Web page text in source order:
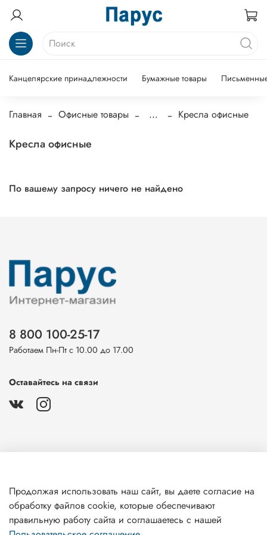
Канцелярские принадлежности Бумажные товары
Главная Офисные товары ... Кресла офисные
Кресла офисные
По вашему запросу ничего не найдено
Клиентам
8 800 100-25-17
Работаем Пн-Пт с 10.00 до 17.00
Оставайтесь на связи
Продолжая использовать наш сайт, вы даете согласие на
обработку файлов cookie, которые обеспечивают
правильную работу сайта и соглашаетесь с нашей